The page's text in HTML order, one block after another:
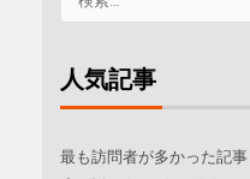
人気記事
最も訪問者が多かった記